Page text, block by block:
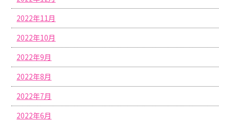
2022年11月
2022年10月
2022年9月
2022年8月
2022年7月
2022年6月